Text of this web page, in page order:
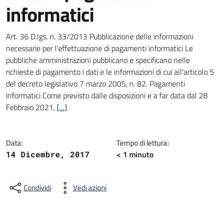
informatici
Dettagli della notizia
Art. 36 D.lgs. n. 33/2013 Pubblicazione delle informazioni
necessarie per l’effettuazione di pagamenti informatici Le
pubbliche amministrazioni pubblicano e specificano nelle
richieste di pagamento i dati e le informazioni di cui all’articolo 5
del decreto legislativo 7 marzo 2005, n. 82. Pagamenti
informatici Come previsto dalle disposizioni e a far data dal 28
Febbraio 2021, […]
Data:
14 Dicembre, 2017
Tempo di lettura:
< 1 minuto
Condividi Vedi azioni